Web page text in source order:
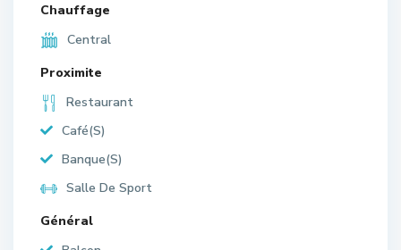
Chauffage
Central
Proximite
Restaurant
Café(S)
Banque(S)
Salle De Sport
Général